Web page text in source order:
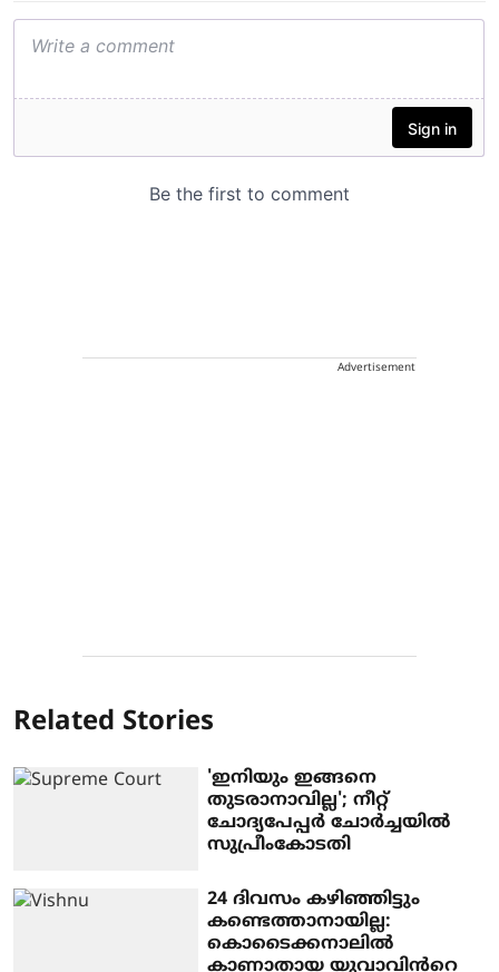
Advertisement
Related Stories
'ഇനിയും ഇങ്ങനെ
തുടരാനാവില്ല'; നീറ്റ്
ചോദ്യപേപ്പര്‍ ചോര്‍ച്ചയില്‍
സുപ്രീംകോടതി
24 ദിവസം കഴിഞ്ഞിട്ടും
കണ്ടെത്താനായില്ല:
കൊടൈക്കനാലിൽ
കാണാതായ യുവാവിൻറെ